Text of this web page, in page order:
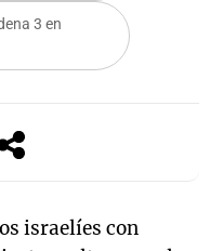
3 en
israelíes con